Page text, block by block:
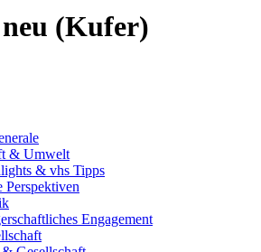
(Kufer)
& Umwelt
& vhs Tipps
Perspektiven
Engagement